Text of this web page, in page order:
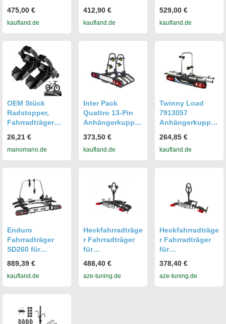
Fahrradträger
Für
475,00 €
kaufland.de
ng, abklappbar,
60 kg Nutzlast
412,90 €
kaufland.de
Anhängerkupplu
ng Aguri Krab
529,00 €
kaufland.de
OEM Stück
Radstopper,
Fahrradträger
Breite Reifen Bis
Zu 3,11 Zoll,
Auto
Ahrradträger
Ersatzteile
Mountainbike
Und Rennrad
Heckträger Für
Anhängerkupplu
ng
26,21 €
manomano.de
Inter Pack
Quattro 13-Pin
Anhängerkupplu
Fahrradträger
373,50 €
kaufland.de
Twinny Load
7913057
Anhängerkupplu
264,85 €
kaufland.de
Enduro
Fahrradträger
SD260 für
Kupplungsträger
, Bus Camper
Anhängerkupplu
889,39 €
kaufland.de
Heckfahrradträge
r Fahrradträger
für
ng Hapro Atlas
Premium XFOLD
488,40 €
aze-tuning.de
Heckfahrradträge
r Fahrradträger
für
ng Hapro Atlas
Premium XFOLD
378,40 €
aze-tuning.de